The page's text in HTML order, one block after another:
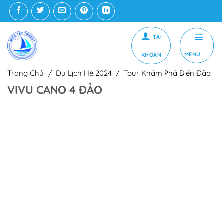
qua
dung
MENU
Trang Chủ / Du Lịch Hè 2024 / Tour Khám Phá Biển Đảo
VIVU CANO 4 ĐẢO